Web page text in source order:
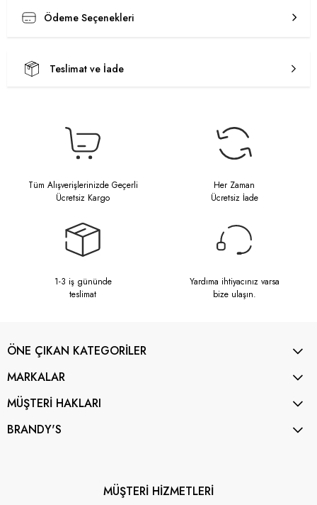
Ödeme Seçenekleri
Teslimat ve İade
Tüm Alışverişlerinizde Geçerli
Ücretsiz Kargo
Her Zaman
Ücretsiz İade
1-3 iş gününde
teslimat
Yardıma ihtiyacınız varsa
bize ulaşın.
ÖNE ÇIKAN KATEGORİLER
MARKALAR
MÜŞTERİ HAKLARI
BRANDY'S
MÜŞTERİ HİZMETLERİ